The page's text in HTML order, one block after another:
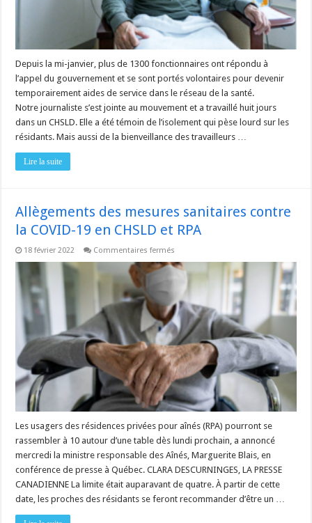
Depuis la mi-janvier, plus de 1300 fonctionnaires ont répondu à
l’appel du gouvernement et se sont portés volontaires pour devenir
temporairement aides de service dans le réseau de la santé.
Notre journaliste s’est jointe au mouvement et a travaillé huit jours
dans un CHSLD. Elle a été témoin de l’isolement qui pèse lourd sur les
résidants. Mais aussi de la bienveillance des travailleurs …
Lire la suite
Allègements des mesures sanitaires contre
la COVID-19 en CHSLD et RPA
18 février 2022 Commentaires fermés
des
sanitaires
contre
la
COVID-
19
en
CHSLD
et
RPA
Les usagers des résidences privées pour aînés (RPA) pourront se
rassembler à 10 autour d’une table dès lundi prochain, a annoncé
mercredi la ministre responsable des Aînés, Marguerite Blais, en
conférence de presse à Québec. CLARA DESCURNINGES, LA PRESSE
CANADIENNE La limite était auparavant de quatre. À partir de cette
date, les proches des résidants se feront recommander d’être un …